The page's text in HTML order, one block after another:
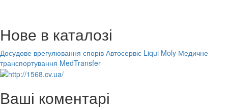
Нове в каталозі
Досудове врегулювання спорів Автосервіс Liqui Moly Медичне
транспортування MedTransfer
Ваші коментарі